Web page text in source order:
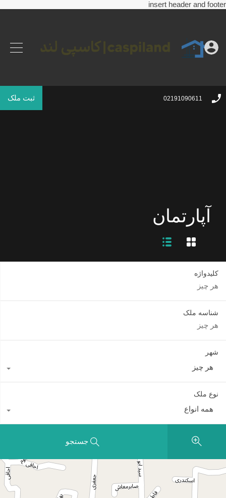
insert header and footer
02191090611 ثبت ملک
آپارتمان
کلیدواژه
شناسه ملک
شهر
هر چیز
نوع ملک
همه انواع
جستجو